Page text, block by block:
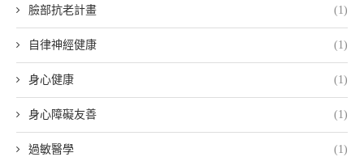
臉部抗老計畫 (1)
自律神經健康 (1)
身心健康 (1)
身心障礙友善 (1)
過敏醫學 (1)